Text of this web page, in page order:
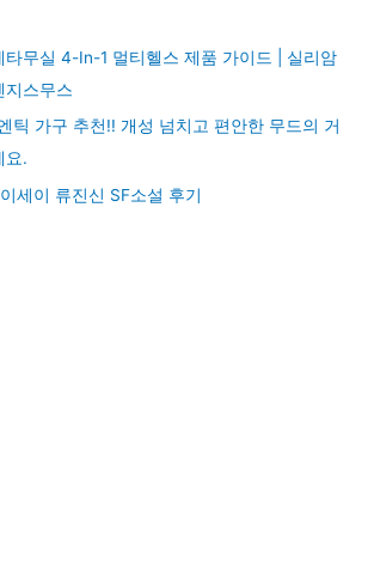
타무실 4-In-1 멀티헬스 제품 가이드 | 실리암
지스무스
틱 가구 추천!! 개성 넘치고 편안한 무드의 거
요.
세이 류진신 SF소설 후기